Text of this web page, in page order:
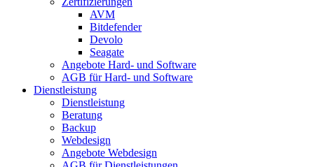
AVM
Bitdefender
Devolo
Seagate
Angebote Hard- und Software
AGB für Hard- und Software
Dienstleistung
Dienstleistung
Beratung
Backup
Webdesign
Angebote Webdesign